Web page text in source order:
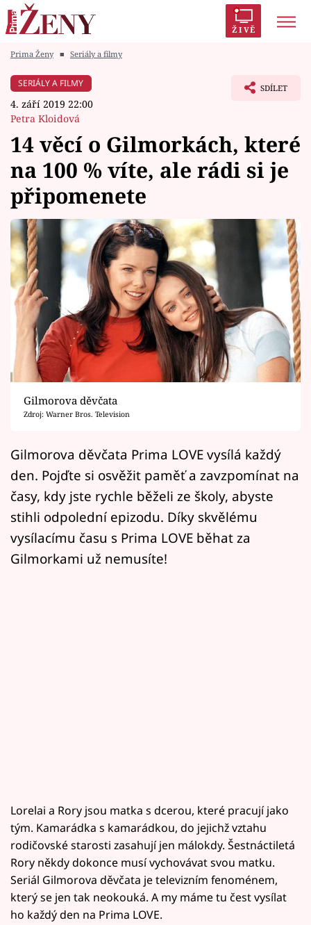
ŽIVĚ
Módní alarm
Témata
Celebrity
Vztahy
Seriály
Horoskopy
Sledujte prima+
Filmový festival Karlovy Vary
Pořady
Mámy sobě
Přihlášení
Sledujte nás
Prima Ženy ■ Seriály a filmy
SERIÁLY A FILMY
4. září 2019 22:00
Petra Kloidová
SDÍLET
14 věcí o Gilmorkách, které
na 100 % víte, ale rádi si je
připomenete
Gilmorova děvčata
Zdroj: Warner Bros. Television
Gilmorova děvčata Prima LOVE vysílá každý
den. Pojďte si osvěžit paměť a zavzpomínat na
časy, kdy jste rychle běželi ze školy, abyste
stihli odpolední epizodu. Díky skvělému
vysílacímu času s Prima LOVE běhat za
Gilmorkami už nemusíte!
Lorelai a Rory jsou matka s dcerou, které pracují jako
tým. Kamarádka s kamarádkou, do jejichž vztahu
rodičovské starosti zasahují jen málokdy. Šestnáctiletá
Rory někdy dokonce musí vychovávat svou matku.
Seriál Gilmorova děvčata je televizním fenoménem,
který se jen tak neokouká. A my máme tu čest vysílat
ho každý den na Prima LOVE.